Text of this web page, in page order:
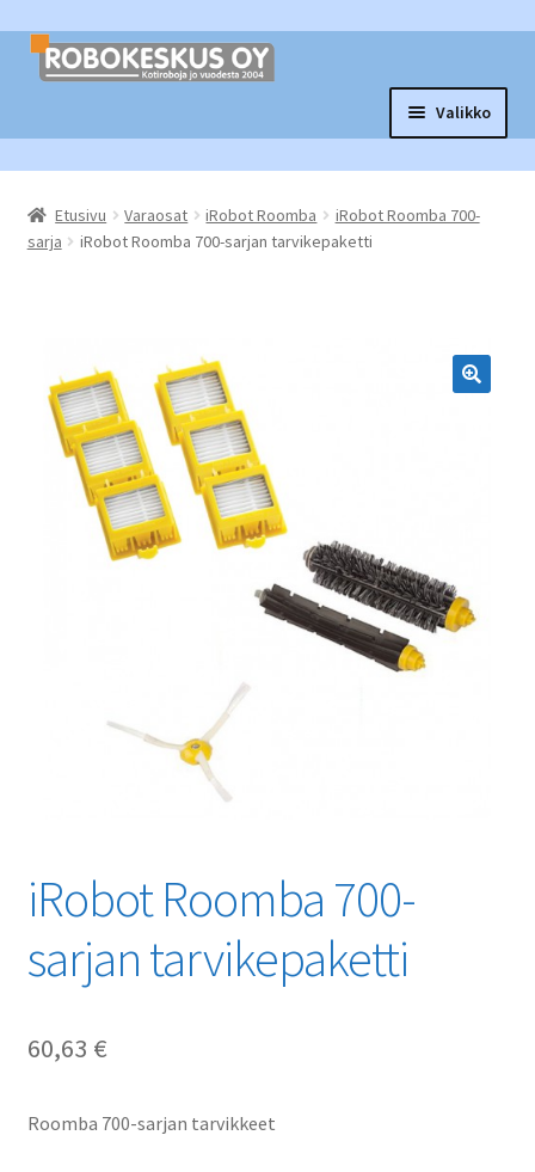
Siirry
navigointiin
Siirry
sisältöön
Valikko
Robottituotteet
tason
Tarvikkeet ja varaosat
tason
valikko
Vaihtopörssi
Etusivu Varaosat iRobot Roomba
iRobot Roomba 700-
sarja
iRobot Roomba 700-sarjan tarvikepaketti
iRobot Roomba 700-
sarjan tarvikepaketti
60,63 €
Roomba 700-sarjan tarvikkeet